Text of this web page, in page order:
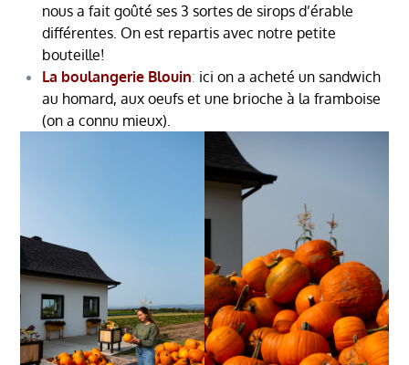
nous a fait goûté ses 3 sortes de sirops d’érable
différentes. On est repartis avec notre petite
bouteille!
La boulangerie Blouin: ici on a acheté un sandwich
au homard, aux oeufs et une brioche à la framboise
(on a connu mieux).